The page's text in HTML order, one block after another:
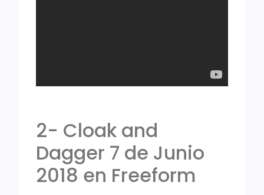
2- Cloak and
Dagger 7 de Junio
2018 en Freeform